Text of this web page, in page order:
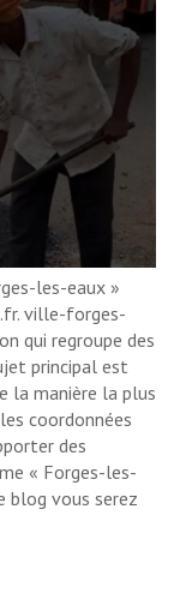
les-eaux »
ville-forges-
qui regroupe des
principal est
la manière la plus
coordonnées
des
« Forges-les-
blog vous serez